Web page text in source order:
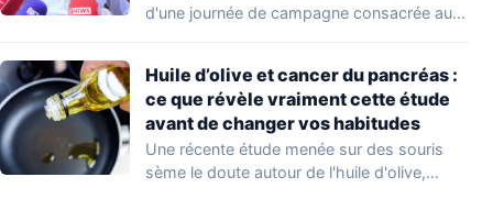
d'une journée de campagne consacrée aux
Huile d’olive et cancer du pancréas :
ce que révèle vraiment cette étude
avant de changer vos habitudes
Une récente étude menée sur des souris
sème le doute autour de l'huile d'olive,…